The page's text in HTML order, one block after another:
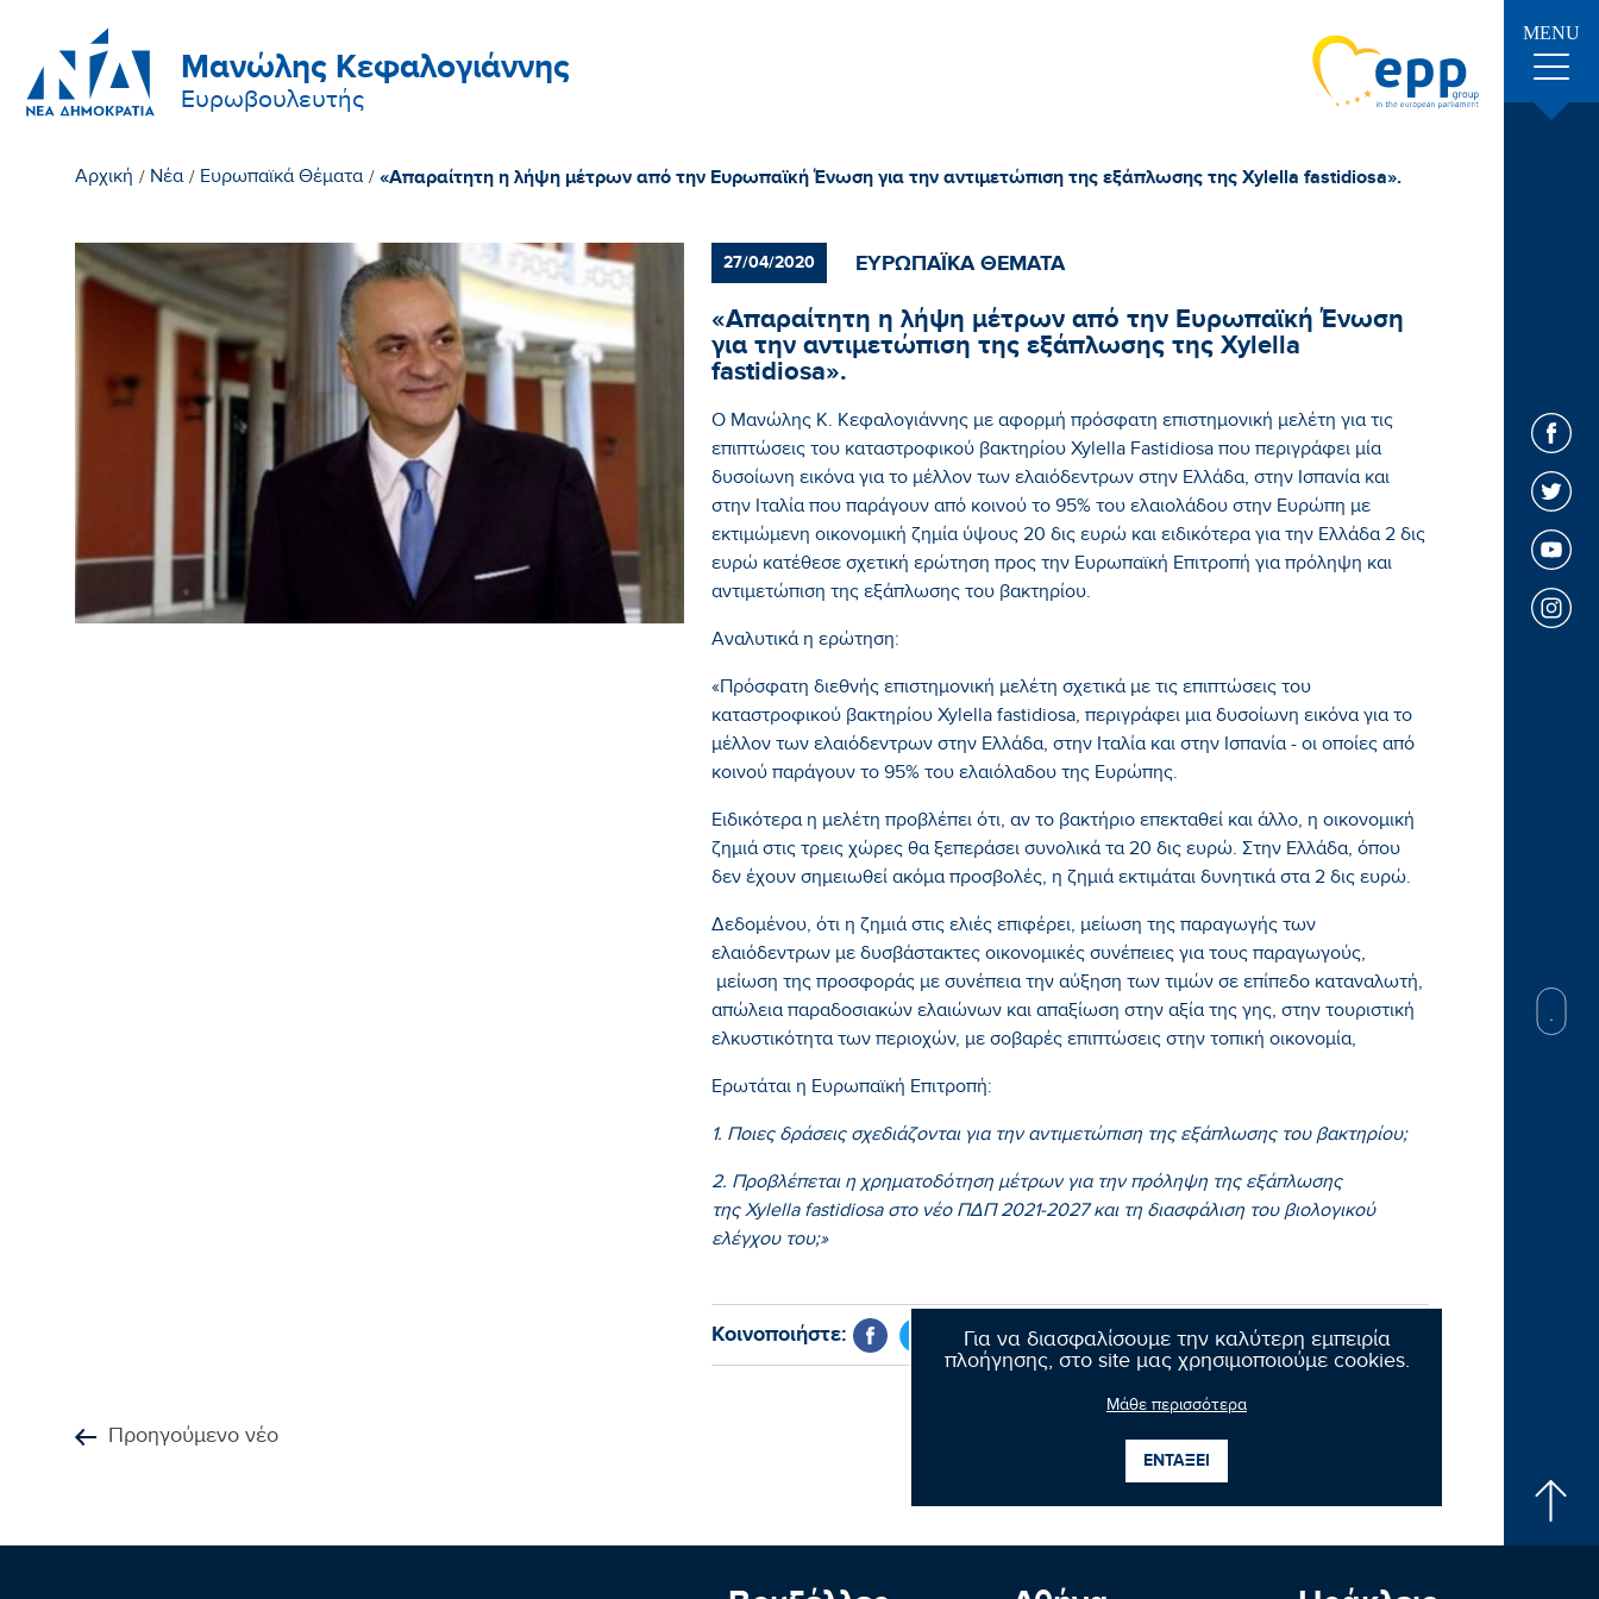
Μανώλης Κεφαλογιάννης
Ευρωβουλευτής
MENU
Για να διασφαλίσουμε την καλύτερη εμπειρία
πλοήγησης, στο site μας χρησιμοποιούμε cookies.
Μάθε περισσότερα
ΕΝΤΑΞΕΙ
Αρχική / Νέα / Ευρωπαϊκά Θέματα / «Απαραίτητη η λήψη μέτρων από την Ευρωπαϊκή Ένωση για την αντιμετώπιση της εξάπλωσης της Xylella fastidiosa».
27/04/2020 ΕΥΡΩΠΑΪΚΑ ΘΕΜΑΤΑ
«Απαραίτητη η λήψη μέτρων από την Ευρωπαϊκή Ένωση
για την αντιμετώπιση της εξάπλωσης της Xylella
fastidiosa».
Ο Μανώλης Κ. Κεφαλογιάννης με αφορμή πρόσφατη επιστημονική μελέτη για τις
επιπτώσεις του καταστροφικού βακτηρίου Xylella Fastidiosa που περιγράφει μία
δυσοίωνη εικόνα για το μέλλον των ελαιόδεντρων στην Ελλάδα, στην Ισπανία και
στην Ιταλία που παράγουν από κοινού το 95% του ελαιολάδου στην Ευρώπη με
εκτιμώμενη οικονομική ζημία ύψους 20 δις ευρώ και ειδικότερα για την Ελλάδα 2 δις
ευρώ κατέθεσε σχετική ερώτηση προς την Ευρωπαϊκή Επιτροπή για πρόληψη και
αντιμετώπιση της εξάπλωσης του βακτηρίου.
Αναλυτικά η ερώτηση:
«Πρόσφατη διεθνής επιστημονική μελέτη σχετικά με τις επιπτώσεις του
καταστροφικού βακτηρίου Xylella fastidiosa, περιγράφει μια δυσοίωνη εικόνα για το
μέλλον των ελαιόδεντρων στην Ελλάδα, στην Ιταλία και στην Ισπανία - οι οποίες από
κοινού παράγουν το 95% του ελαιόλαδου της Ευρώπης.
Ειδικότερα η μελέτη προβλέπει ότι, αν το βακτήριο επεκταθεί και άλλο, η οικονομική
ζημιά στις τρεις χώρες θα ξεπεράσει συνολικά τα 20 δις ευρώ. Στην Ελλάδα, όπου
δεν έχουν σημειωθεί ακόμα προσβολές, η ζημιά εκτιμάται δυνητικά στα 2 δις ευρώ.
Δεδομένου, ότι η ζημιά στις ελιές επιφέρει, μείωση της παραγωγής των
ελαιόδεντρων με δυσβάστακτες οικονομικές συνέπειες για τους παραγωγούς,
μείωση της προσφοράς με συνέπεια την αύξηση των τιμών σε επίπεδο καταναλωτή,
απώλεια παραδοσιακών ελαιώνων και απαξίωση στην αξία της γης, στην τουριστική
ελκυστικότητα των περιοχών, με σοβαρές επιπτώσεις στην τοπική οικονομία,
Ερωτάται η Ευρωπαϊκή Επιτροπή:
1. Ποιες δράσεις σχεδιάζονται για την αντιμετώπιση της εξάπλωσης του βακτηρίου;
2. Προβλέπεται η χρηματοδότηση μέτρων για την πρόληψη της εξάπλωσης
της Xylella fastidiosa στο νέο ΠΔΠ 2021-2027 και τη διασφάλιση του βιολογικού
ελέγχου του;»
Κοινοποιήστε:
Προηγούμενο νέο